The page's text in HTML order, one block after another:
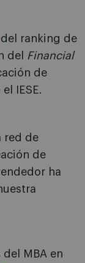
del ranking de
del
Financial
de
IESE.
red de
de
ha
MBA en